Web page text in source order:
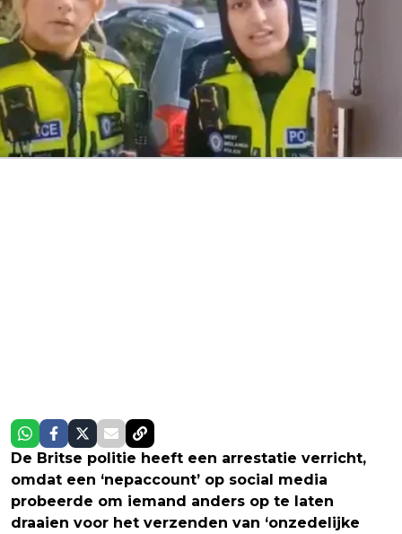
De Britse politie heeft een arrestatie verricht,
omdat een ‘nepaccount’ op social media
probeerde om iemand anders op te laten
draaien voor het verzenden van ‘onzedelijke